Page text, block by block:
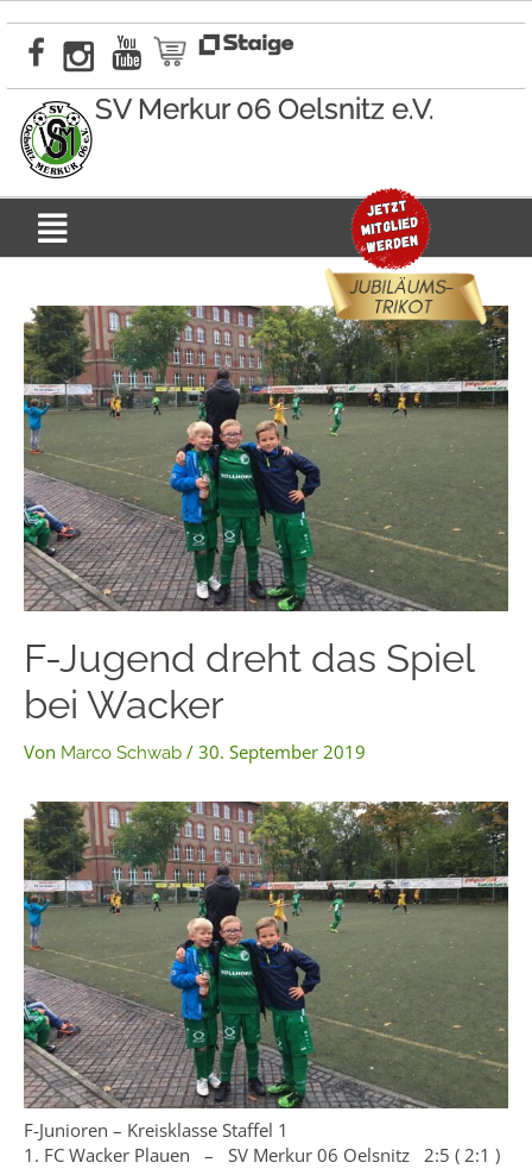
Inhalt
springen
SV Merkur 06 Oelsnitz e.V.
Menü
F-Jugend dreht das Spiel
bei Wacker
Von Marco Schwab / 30. September 2019
F-Junioren – Kreisklasse Staffel 1
1. FC Wacker Plauen – SV Merkur 06 Oelsnitz 2:5 ( 2:1 )